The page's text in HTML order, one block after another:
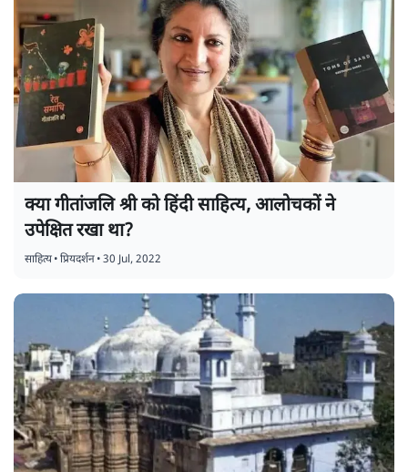
क्या गीतांजलि श्री को हिंदी साहित्य, आलोचकों ने
उपेक्षित रखा था?
साहित्य•प्रियदर्शन•30 Jul, 2022